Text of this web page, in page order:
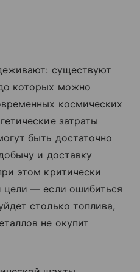
существуют
которых можно
космических
затраты
быть достаточно
и доставку
этом критически
цели — если ошибиться
столько топлива,
не окупит